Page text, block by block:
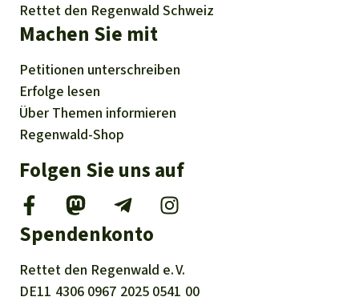
Rettet den Regenwald Schweiz
Machen Sie mit
Petitionen unterschreiben
Erfolge lesen
Über Themen informieren
Regenwald-Shop
Folgen Sie uns auf
Spendenkonto
Rettet den Regenwald e. V.
DE11 4306 0967 2025 0541 00